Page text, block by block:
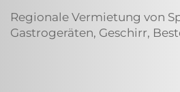
Regionale Vermietung von
Gastrogeräten, Geschirr,